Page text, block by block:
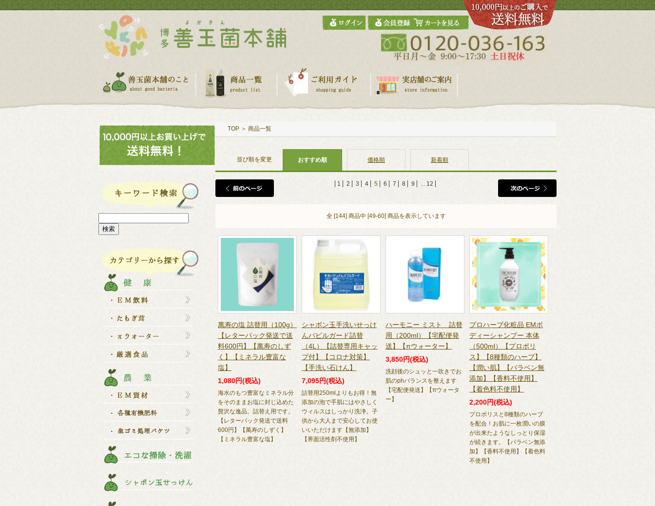
TOP ＞ 商品一覧
並び順を変更 おすすめ順 価格順 新着順
1 2 3 4 5 6 7 8 9 ... 12
全 [144] 商品中 [49-60] 商品を表示しています
萬寿の塩 詰替用（100g）
【レターパック発送で送
料600円】【萬寿のしず
く】【ミネラル豊富な
塩】
1,080円(税込)
海水のもつ豊富なミネラル分
をそのままお塩に封じ込めた
贅沢な逸品。詰替え用です。
【レターパック発送で送料
600円】【萬寿のしずく】
【ミネラル豊富な塩】
シャボン玉手洗いせっけ
んバビルガード詰替
（4L）【詰替専用キャッ
プ付】【コロナ対策】
【手洗い石けん】
7,095円(税込)
詰替用250mlよりもお得！無
添加の泡で手肌にはやさしく
ウィルスはしっかり洗浄。子
供から大人まで安心してお使
いいただけます【無添加】
【界面活性剤不使用】
ハーモニー ミスト 詰替
用（200ml）【宅配便発
送】【πウォーター】
3,850円(税込)
洗顔後のシュッと一吹きでお
肌のphバランスを整えます
【宅配便発送】【πウォータ
ー】
プロハーブ化粧品 EMボ
ディーシャンプー 本体
（500ml）【プロポリ
ス】【8種類のハーブ】
【潤い肌】【パラベン無
添加】【香料不使用】
【着色料不使用】
2,200円(税込)
プロポリスと8種類のハーブ
を配合！お肌に一枚潤いの膜
が出来たようなしっとり保湿
が続きます。【パラベン無添
加】【香料不使用】【着色料
不使用】